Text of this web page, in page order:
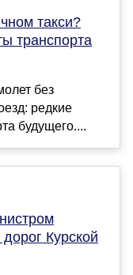
такси?
транспорта
без
редкие
будущего....
Курской